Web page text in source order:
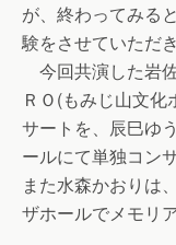
が、終わってみる
験をさせていただ
今回共演した岩
ＲＯ(もみじ山文
サートを、辰巳ゆ
ールにて単独コン
また水森かおりは
ザホールでメモリ